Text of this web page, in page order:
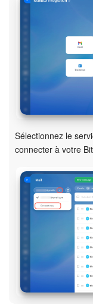
Base de
Boutique
Gestion des
Messagerie
CoPilot -
Signature
Signature
Sélectionnez le
connecter à votre